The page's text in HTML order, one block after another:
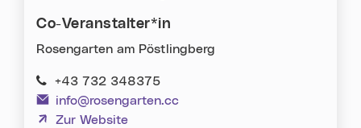
Co-Veranstalter*in
Rosengarten am Pöstlingberg
+43 732 348375
info@rosengarten.cc
Zur Website
(neues Fenster)